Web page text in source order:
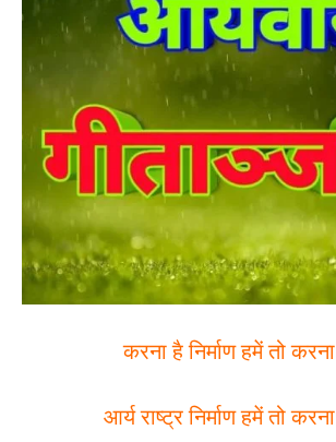
करना है निर्माण हमें तो
आर्य राष्ट्र निर्माण हमें तो